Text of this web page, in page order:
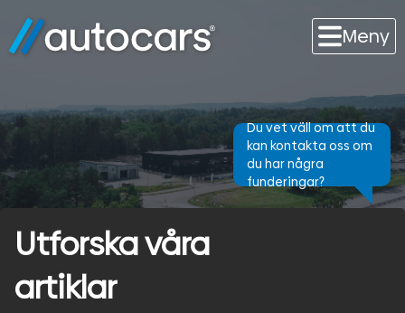
Meny
Utforska våra
artiklar
Du vet väll om att du
kan kontakta oss om
du har några
funderingar?